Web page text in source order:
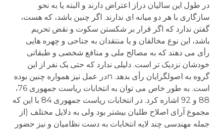
در طول این سالیان دراز اعتراض دارند و البته یا به نحو
سازگاری با هر دو میانه ای ندارند. اگر چنین باشد، که هست،
گفتن ندارد که اگر قرار بر شکستن سکوت و نقض تحریم
باشد، این نوع مخالفان و یا منتقدان به جناحی و چهره هایی
رأی می دهند که به مصالح ملی و منافع شخصی و طبقاتی
خودشان نزدیک تر است. دلیلی ندارد که حتی یک نفر از این
گروه به اصولگرایان رأی بدهد. nدر عمل نیز همواره چنین بوده
است. به طور خاص می توان به انتخابات ریاست جمهوری 76،
88 و 92 اشاره کرد. در انتخابات ریاست جمهوری 84 با این که
مجموع آرای اصلاح طلبان بیشتر بود ولی به دلایل مختلف (از
جمله مهندسی چند لایه انتخابات به دست نظامیان و نیز حضور